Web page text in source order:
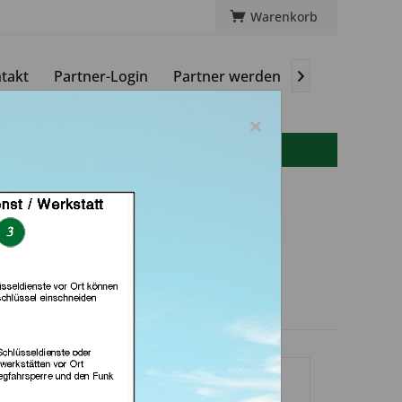
Warenkorb
Partner-Login Partner werden 
(in Bremen)
×